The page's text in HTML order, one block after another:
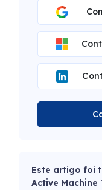
Este artigo foi
Active Machine